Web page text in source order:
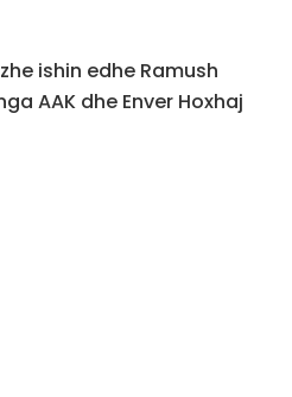
ishin edhe Ramush
AAK dhe Enver Hoxhaj